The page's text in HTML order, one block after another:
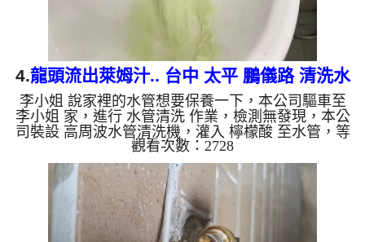
4.龍頭流出萊姆汁.. 台中 太平 鵬儀路 清洗水
管
李小姐 說家裡的水管想要保養一下，本公司驅車至
李小姐 家，進行 水管清洗 作業，檢測無發現，本公
司裝設 高周波水管清洗機，灌入 檸檬酸 至水管，等
了約15分，開啟 水管清洗機 ，啟動 螺旋波 模式，一
開始就流出白色泡沫水，忽然變成綠色，就像是萊姆
汁，最後變成土色，兩個多小時後，出水變乾淨出水
量也變大了。 如是自來水，如水管老化，會產生鐵
鏽跟泥沙堆積，洗出來的水就會是咖啡色，地下水含
有氧化錳，管壁上會結成黑色管垢，洗出來的水會跟
觀看次數：2728